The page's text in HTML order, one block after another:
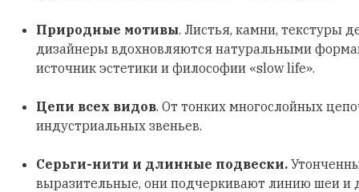
Природные мотивы. Листья, камни, текстуры
дизайнеры вдохновляются натуральными
источник эстетики и философии «slow life».
Цепи всех видов. От тонких многослойных
индустриальных звеньев.
Серьги-нити и длинные подвески.
выразительные, они подчеркивают линию шеи и